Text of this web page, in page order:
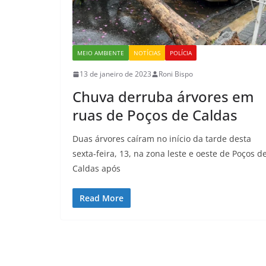
MEIO AMBIENTE NOTÍCIAS POLÍCIA
13 de janeiro de 2023 Roni Bispo
Chuva derruba árvores em
ruas de Poços de Caldas
Duas árvores caíram no início da tarde desta
sexta-feira, 13, na zona leste e oeste de Poços
Caldas após
Read More